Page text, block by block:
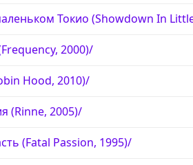
Токио (Showdown In
2000)/
Hood, 2010)/
(Rinne, 2005)/
(Fatal Passion, 1995)/